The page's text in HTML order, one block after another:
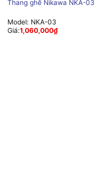
Thang ghế Nikawa NKA-03
Model: NKA-03
Giá:1,060,000₫